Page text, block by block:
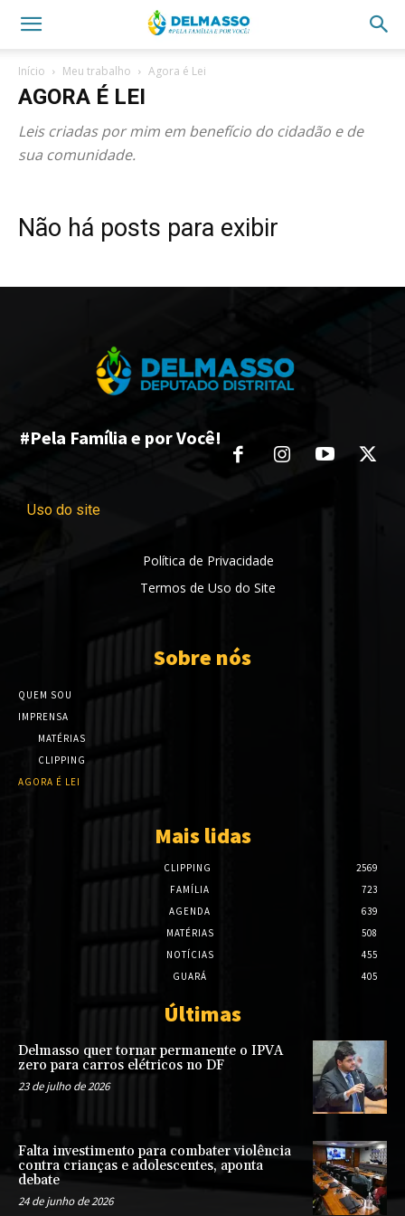
Início Meu trabalho Agora é Lei
AGORA É LEI
Leis criadas por mim em benefício do cidadão e de
sua comunidade.
Não há posts para exibir
#Pela Família e por Você!
Uso do site
Política de Privacidade
Termos de Uso do Site
Sobre nós
QUEM SOU
IMPRENSA
MATÉRIAS
CLIPPING
AGORA É LEI
Mais lidas
CLIPPING
2569
FAMÍLIA
723
AGENDA
639
MATÉRIAS
508
NOTÍCIAS
455
GUARÁ
405
Últimas
Delmasso quer tornar permanente o IPVA
zero para carros elétricos no DF
23 de julho de 2026
Falta investimento para combater violência
contra crianças e adolescentes, aponta
debate
24 de junho de 2026